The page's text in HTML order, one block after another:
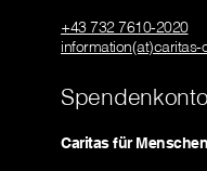
+43 732 7610-2020
information(at)caritas-
Spendenkonto
Caritas für